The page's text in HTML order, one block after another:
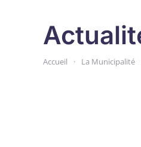
Accueil La Municipalité